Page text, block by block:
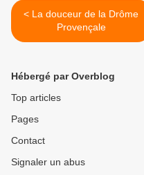
< La douceur de la Drôme
Provençale
Hébergé par Overblog
Top articles
Pages
Contact
Signaler un abus